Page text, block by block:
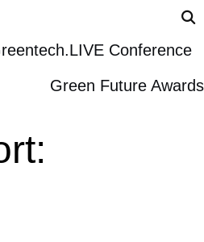
Conference
Green Future Awards